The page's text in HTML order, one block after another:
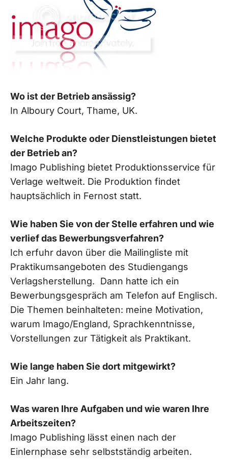
Wo ist der Betrieb ansässig?
In Alboury Court, Thame, UK.
Welche Produkte oder Dienstleistungen bietet
der Betrieb an?
Imago Publishing bietet Produktionsservice für
Verlage weltweit. Die Produktion findet
hauptsächlich in Fernost statt.
Wie haben Sie von der Stelle erfahren und wie
verlief das Bewerbungsverfahren?
Ich erfuhr davon über die Mailingliste mit
Praktikumsangeboten des Studiengangs
Verlagsherstellung. Dann hatte ich ein
Bewerbungsgespräch am Telefon auf Englisch.
Die Themen beinhalteten: meine Motivation,
warum Imago/England, Sprachkenntnisse,
Vorstellungen zur Tätigkeit als Praktikant.
Wie lange haben Sie dort mitgewirkt?
Ein Jahr lang.
Was waren Ihre Aufgaben und wie waren Ihre
Arbeitszeiten?
Imago Publishing lässt einen nach der
Einlernphase sehr selbstständig arbeiten.